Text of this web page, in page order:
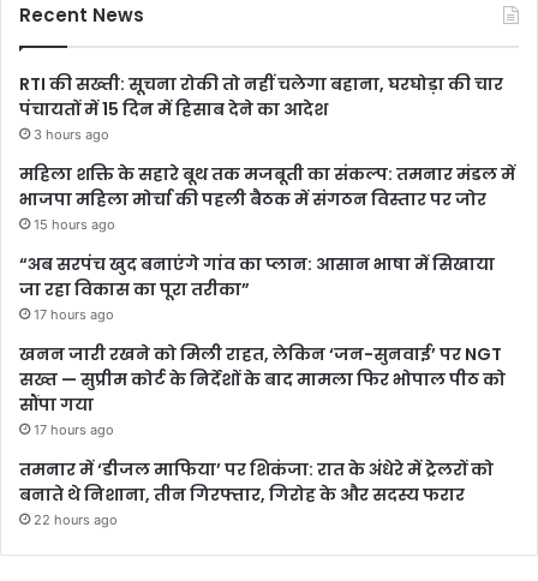
Recent News
RTI की सख्ती: सूचना रोकी तो नहीं चलेगा बहाना, घरघोड़ा की चार
पंचायतों में 15 दिन में हिसाब देने का आदेश
3 hours ago
महिला शक्ति के सहारे बूथ तक मजबूती का संकल्प: तमनार मंडल में
भाजपा महिला मोर्चा की पहली बैठक में संगठन विस्तार पर जोर
15 hours ago
“अब सरपंच खुद बनाएंगे गांव का प्लान: आसान भाषा में सिखाया
जा रहा विकास का पूरा तरीका”
17 hours ago
खनन जारी रखने को मिली राहत, लेकिन ‘जन-सुनवाई’ पर NGT
सख्त — सुप्रीम कोर्ट के निर्देशों के बाद मामला फिर भोपाल पीठ को
सौंपा गया
17 hours ago
तमनार में ‘डीजल माफिया’ पर शिकंजा: रात के अंधेरे में ट्रेलरों को
बनाते थे निशाना, तीन गिरफ्तार, गिरोह के और सदस्य फरार
22 hours ago